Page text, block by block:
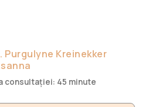
Purgulyne Kreinekker
consultației: 45 minute